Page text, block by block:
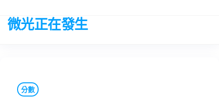
微光正在發生
分數